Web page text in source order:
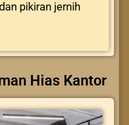
pikiran jernih
Hias Kantor